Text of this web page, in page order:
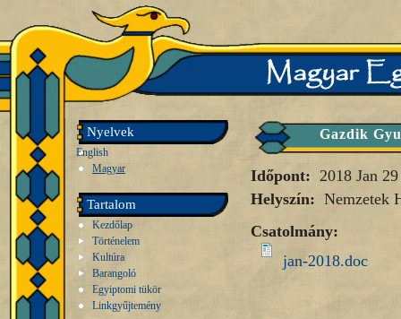
Nyelvek
English
Magyar
Tartalom
Kezdőlap
Történelem
Kultúra
Barangoló
Egyiptomi tükör
Linkgyűjtemény
Gazdik
Időpont: 2018 Jan
Helyszín: Nemzetek
Csatolmány:
jan-2018.doc